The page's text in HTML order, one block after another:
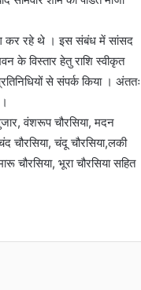
कर रहे थे । इस संबंध में सांसद
के विस्तार हेतु राशि स्वीकृत
से संपर्क किया । अंततः
वंशरूप चौरसिया, मदन
चौरसिया, चंदू चौरसिया,लकी
चौरसिया, भूरा चौरसिया सहित